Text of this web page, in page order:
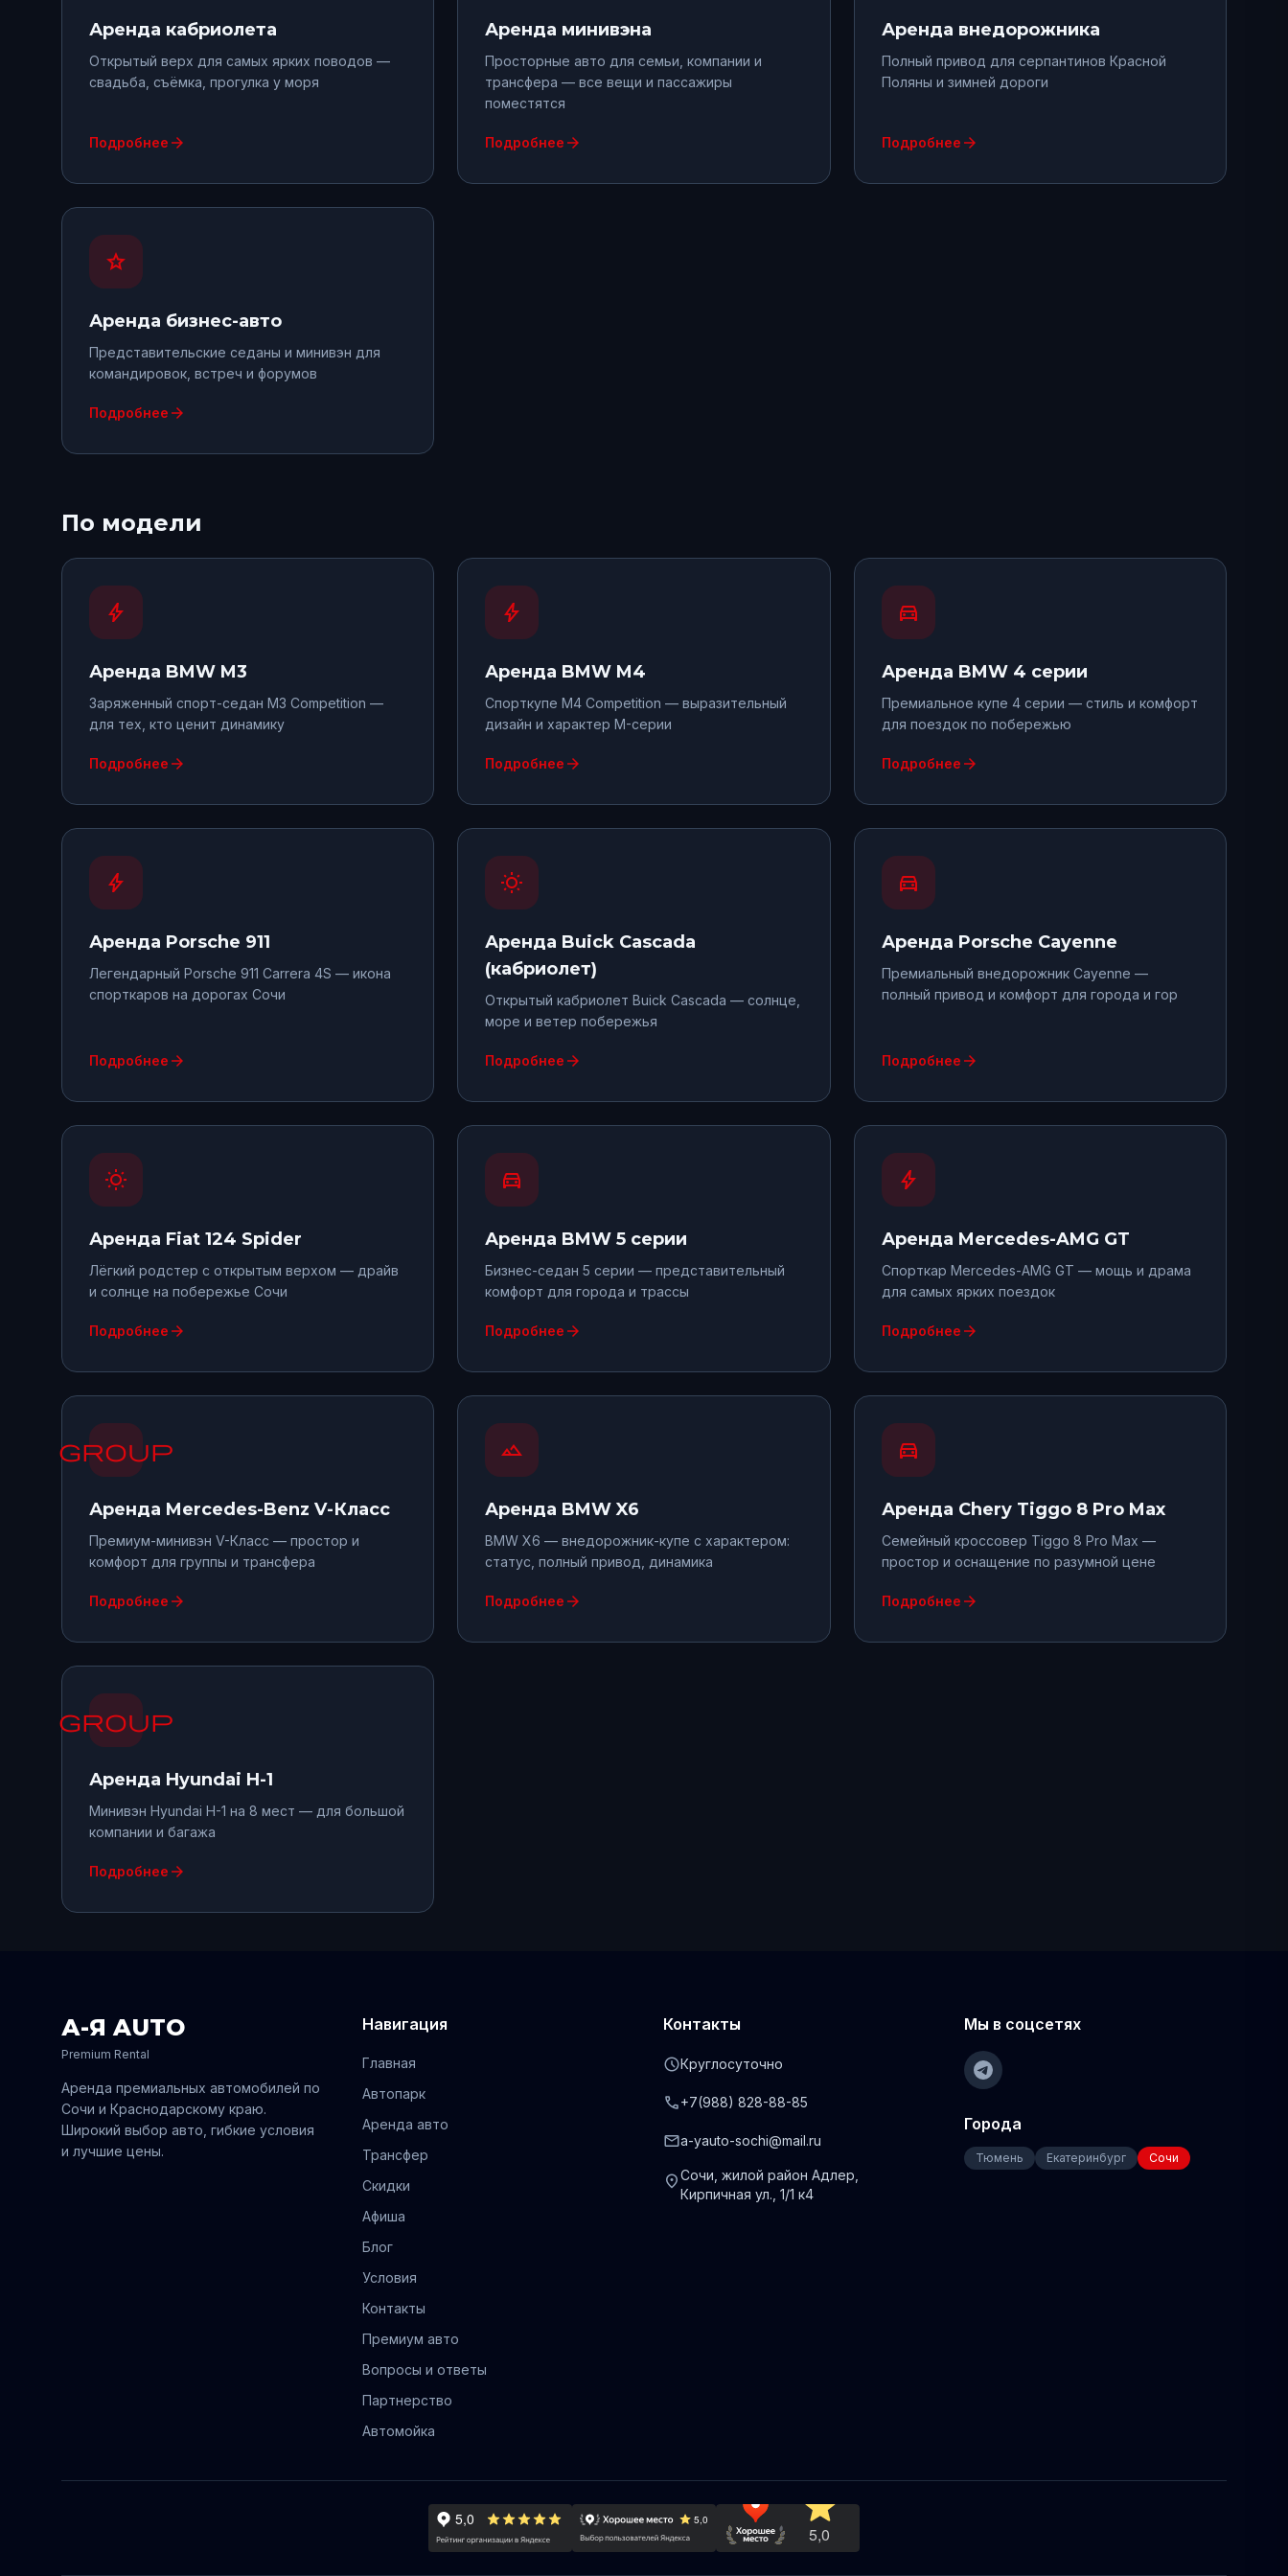
Аренда кабриолета
Открытый верх для самых ярких поводов —
свадьба, съёмка, прогулка у моря
Подробнее arrow_forward
Аренда минивэна
Просторные авто для семьи, компании и
трансфера — все вещи и пассажиры
поместятся
Подробнее arrow_forward
Аренда внедорожника
Полный привод для серпантинов Красной
Поляны и зимней дороги
Подробнее arrow_forward
star
Аренда бизнес-авто
Представительские седаны и минивэн для
командировок, встреч и форумов
Подробнее arrow_forward
По модели
bolt
Аренда BMW M3
Заряженный спорт-седан M3 Competition —
для тех, кто ценит динамику
Подробнее arrow_forward
bolt
Аренда BMW M4
Спорткупе M4 Competition — выразительный
дизайн и характер M-серии
Подробнее arrow_forward
directions_car
Аренда BMW 4 серии
Премиальное купе 4 серии — стиль и комфорт
для поездок по побережью
Подробнее arrow_forward
bolt
Аренда Porsche 911
Легендарный Porsche 911 Carrera 4S — икона
спорткаров на дорогах Сочи
Подробнее arrow_forward
wb_sunny
Аренда Buick Cascada
(кабриолет)
Открытый кабриолет Buick Cascada — солнце,
море и ветер побережья
Подробнее arrow_forward
directions_car
Аренда Porsche Cayenne
Премиальный внедорожник Cayenne —
полный привод и комфорт для города и гор
Подробнее arrow_forward
wb_sunny
Аренда Fiat 124 Spider
Лёгкий родстер с открытым верхом — драйв
и солнце на побережье Сочи
Подробнее arrow_forward
directions_car
Аренда BMW 5 серии
Бизнес-седан 5 серии — представительный
комфорт для города и трассы
Подробнее arrow_forward
bolt
Аренда Mercedes-AMG GT
Спорткар Mercedes-AMG GT — мощь и драма
для самых ярких поездок
Подробнее arrow_forward
group
Аренда Mercedes-Benz V-Класс
Премиум-минивэн V-Класс — простор и
комфорт для группы и трансфера
Подробнее arrow_forward
landscape
Аренда BMW X6
BMW X6 — внедорожник-купе с характером:
статус, полный привод, динамика
Подробнее arrow_forward
directions_car
Аренда Chery Tiggo 8 Pro Max
Семейный кроссовер Tiggo 8 Pro Max —
простор и оснащение по разумной цене
Подробнее arrow_forward
group
Аренда Hyundai H-1
Минивэн Hyundai H-1 на 8 мест — для большой
компании и багажа
Подробнее arrow_forward
А-Я AUTO
Premium Rental
Аренда премиальных автомобилей по
Сочи и Краснодарскому краю.
Широкий выбор авто, гибкие условия
и лучшие цены.
Навигация
Главная
Автопарк
Аренда авто
Трансфер
Скидки
Афиша
Блог
Условия
Контакты
Премиум авто
Вопросы и ответы
Партнерство
Автомойка
Контакты
scheduleКруглосуточно
phone+7(988) 828-88-85
maila-yauto-sochi@mail.ru
location_onСочи, жилой район Адлер,
Кирпичная ул., 1/1 к4
Мы в соцсетях
Города
Тюмень Екатеринбург Сочи